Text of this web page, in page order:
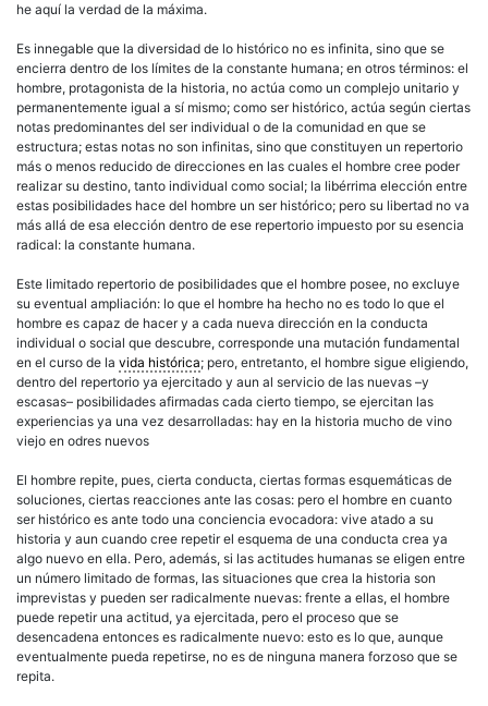
he aquí la verdad de la máxima.
Es innegable que la diversidad de lo histórico no es infinita, sino que se
encierra dentro de los límites de la constante humana; en otros términos: el
hombre, protagonista de la historia, no actúa como un complejo unitario y
permanentemente igual a sí mismo; como ser histórico, actúa según ciertas
notas predominantes del ser individual o de la comunidad en que se
estructura; estas notas no son infinitas, sino que constituyen un repertorio
más o menos reducido de direcciones en las cuales el hombre cree poder
realizar su destino, tanto individual como social; la libérrima elección entre
estas posibilidades hace del hombre un ser histórico; pero su libertad no va
más allá de esa elección dentro de ese repertorio impuesto por su esencia
radical: la constante humana.
Este limitado repertorio de posibilidades que el hombre posee, no excluye
su eventual ampliación: lo que el hombre ha hecho no es todo lo que el
hombre es capaz de hacer y a cada nueva dirección en la conducta
individual o social que descubre, corresponde una mutación fundamental
en el curso de la vida histórica; pero, entretanto, el hombre sigue eligiendo,
dentro del repertorio ya ejercitado y aun al servicio de las nuevas –y
escasas– posibilidades afirmadas cada cierto tiempo, se ejercitan las
experiencias ya una vez desarrolladas: hay en la historia mucho de vino
viejo en odres nuevos
El hombre repite, pues, cierta conducta, ciertas formas esquemáticas de
soluciones, ciertas reacciones ante las cosas: pero el hombre en cuanto
ser histórico es ante todo una conciencia evocadora: vive atado a su
historia y aun cuando cree repetir el esquema de una conducta crea ya
algo nuevo en ella. Pero, además, si las actitudes humanas se eligen entre
un número limitado de formas, las situaciones que crea la historia son
imprevistas y pueden ser radicalmente nuevas: frente a ellas, el hombre
puede repetir una actitud, ya ejercitada, pero el proceso que se
desencadena entonces es radicalmente nuevo: esto es lo que, aunque
eventualmente pueda repetirse, no es de ninguna manera forzoso que se
repita.